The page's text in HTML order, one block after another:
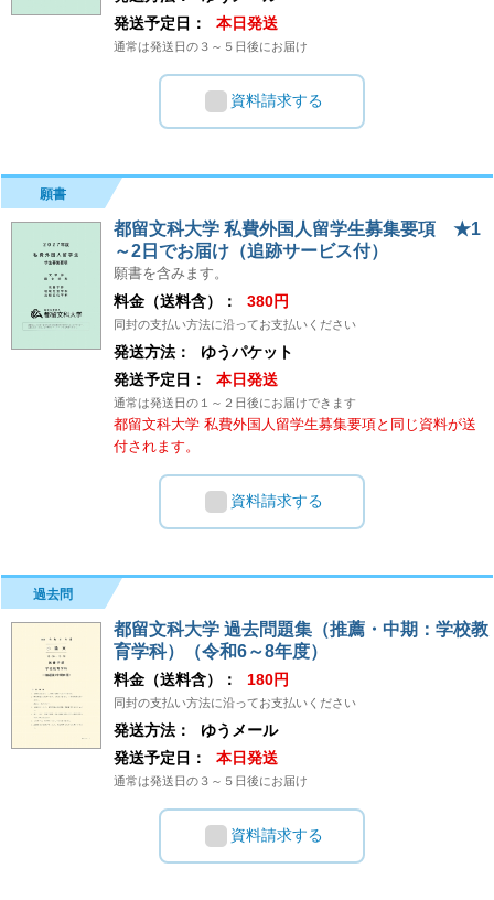
発送予定日：
本日発送
通常は発送日の３～５日後にお届け
資料請求する
願書
都留文科大学 私費外国人留学生募集要項 ★1
～2日でお届け（追跡サービス付）
願書を含みます。
料金（送料含）： 380円
同封の支払い方法に沿ってお支払いください
発送方法：
ゆうパケット
発送予定日：
本日発送
通常は発送日の１～２日後にお届けできます
都留文科大学 私費外国人留学生募集要項と同じ資料が送
付されます。
資料請求する
過去問
都留文科大学 過去問題集（推薦・中期：学校教
育学科）（令和6～8年度）
料金（送料含）： 180円
同封の支払い方法に沿ってお支払いください
発送方法：
ゆうメール
発送予定日：
本日発送
通常は発送日の３～５日後にお届け
資料請求する